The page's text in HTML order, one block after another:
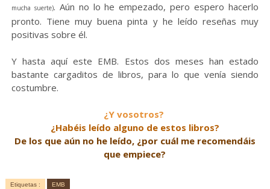
mucha suerte). Aún no lo he empezado, pero espero hacerlo
pronto. Tiene muy buena pinta y he leído reseñas muy
positivas sobre él.
Y hasta aquí este EMB. Estos dos meses han estado
bastante cargaditos de libros, para lo que venía siendo
costumbre.
¿Y vosotros?
¿Habéis leído alguno de estos libros?
De los que aún no he leído, ¿por cuál me recomendáis
que empiece?
Etiquetas : EMB